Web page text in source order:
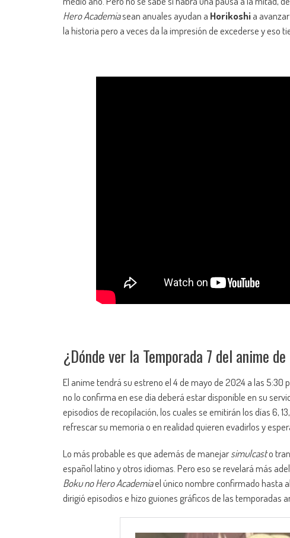
Hero Academiasean anuales ayudan a Horikoshia
la historia pero a veces da la impresión de excederse y eso
¿Dónde ver la Temporada 7 del anime
El anime tendrá su estreno el 4 de mayo de 2024 a las 5:30
no lo confirma en ese día deberá estar disponible en su
episodios de recopilación, los cuales se emitirán los días 6,
refrescar su memoria o en realidad quieren evadirlos y
Lo más probable es que además de manejarsimulcasto
español latino y otros idiomas. Pero eso se revelará más
Boku no Hero Academiael único nombre confirmado hasta
dirigió episodios e hizo guiones gráficos de las temporadas